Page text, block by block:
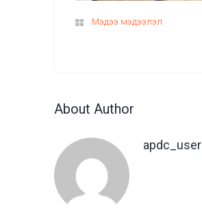
Мэдээ мэдээлэл
About Author
apdc_user